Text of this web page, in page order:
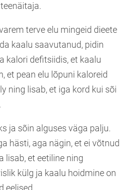
terve elu mingeid dieete
kaalu saavutanud, pidin
kalori defitsiidis, et kaalu
et pean elu lõpuni kaloreid
ning lisab, et iga kord kui sõi
ja sõin alguses väga palju.
hästi, aga nägin, et ei võtnud
lisab, et eetiline ning
külg ja kaalu hoidmine on
eelised.